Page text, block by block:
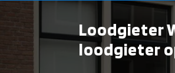
Loodgieter
loodgieter